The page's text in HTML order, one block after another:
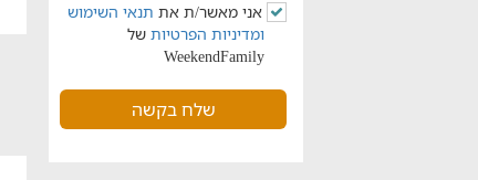
אני מאשר/ת את תנאי השימוש
ומדיניות הפרטיות של
WeekendFamily
שלח בקשה